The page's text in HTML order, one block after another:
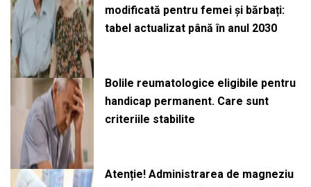
modificată pentru femei și bărbați:
tabel actualizat până în anul 2030
Bolile reumatologice eligibile pentru
handicap permanent. Care sunt
criteriile stabilite
Atenție! Administrarea de magneziu